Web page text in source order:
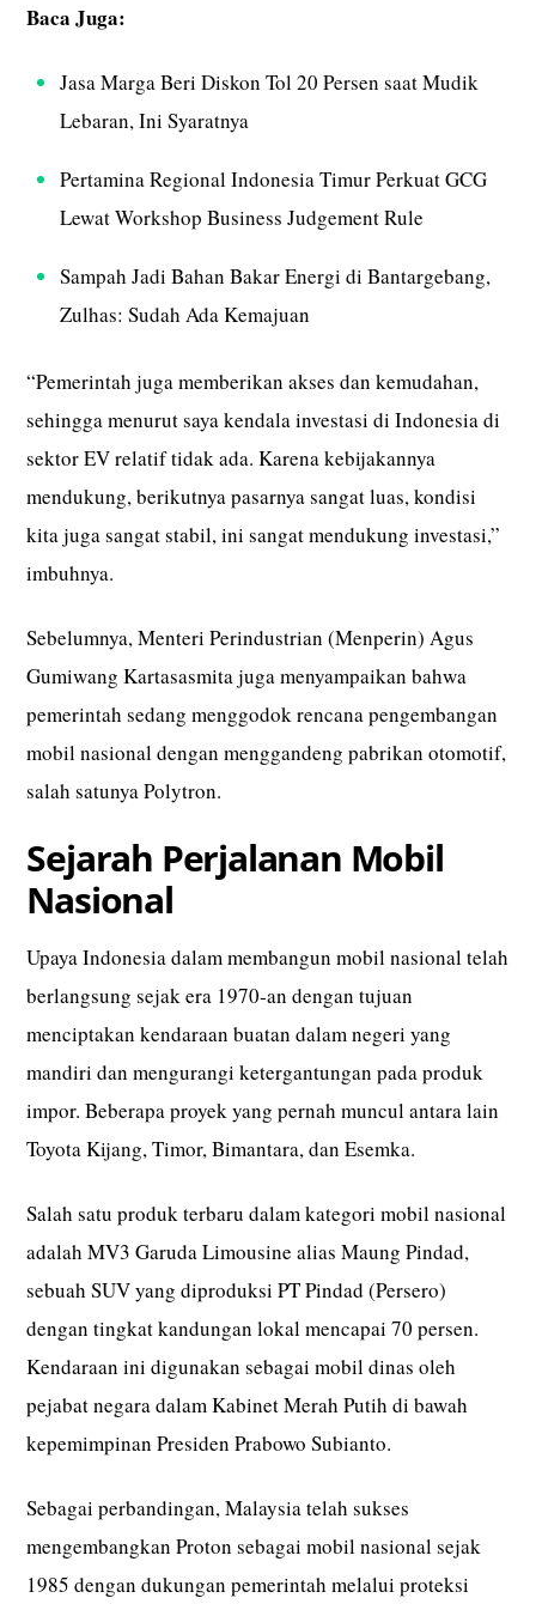
Baca Juga:
Jasa Marga Beri Diskon Tol 20 Persen saat Mudik
Lebaran, Ini Syaratnya
Pertamina Regional Indonesia Timur Perkuat GCG
Lewat Workshop Business Judgement Rule
Sampah Jadi Bahan Bakar Energi di Bantargebang,
Zulhas: Sudah Ada Kemajuan
“Pemerintah juga memberikan akses dan kemudahan,
sehingga menurut saya kendala investasi di Indonesia di
sektor EV relatif tidak ada. Karena kebijakannya
mendukung, berikutnya pasarnya sangat luas, kondisi
kita juga sangat stabil, ini sangat mendukung investasi,”
imbuhnya.
Sebelumnya, Menteri Perindustrian (Menperin) Agus
Gumiwang Kartasasmita juga menyampaikan bahwa
pemerintah sedang menggodok rencana pengembangan
mobil nasional dengan menggandeng pabrikan otomotif,
salah satunya Polytron.
Sejarah Perjalanan Mobil
Nasional
Upaya Indonesia dalam membangun mobil nasional telah
berlangsung sejak era 1970-an dengan tujuan
menciptakan kendaraan buatan dalam negeri yang
mandiri dan mengurangi ketergantungan pada produk
impor. Beberapa proyek yang pernah muncul antara lain
Toyota Kijang, Timor, Bimantara, dan Esemka.
Salah satu produk terbaru dalam kategori mobil nasional
adalah MV3 Garuda Limousine alias Maung Pindad,
sebuah SUV yang diproduksi PT Pindad (Persero)
dengan tingkat kandungan lokal mencapai 70 persen.
Kendaraan ini digunakan sebagai mobil dinas oleh
pejabat negara dalam Kabinet Merah Putih di bawah
kepemimpinan Presiden Prabowo Subianto.
Sebagai perbandingan, Malaysia telah sukses
mengembangkan Proton sebagai mobil nasional sejak
1985 dengan dukungan pemerintah melalui proteksi